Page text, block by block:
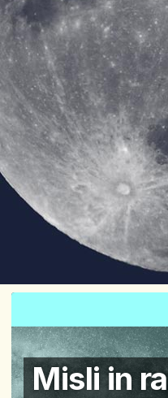
Misli in